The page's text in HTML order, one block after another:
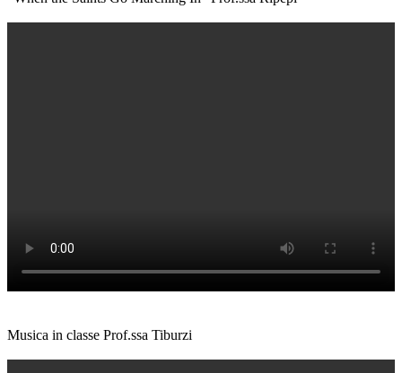
Musica in classe Prof.ssa Tiburzi